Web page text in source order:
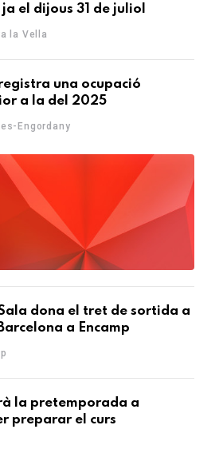
el dijous 31 de juliol
la Vella
una ocupació
a la del 2025
Engordany
dona el tret de sortida a
a Encamp
la pretemporada a
preparar el curs